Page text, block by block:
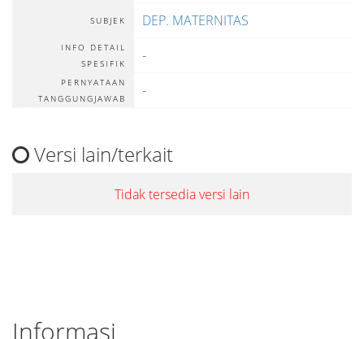
SUBJEK DEP. MATERNITAS
INFO DETAIL
SPESIFIK
-
PERNYATAAN
TANGGUNGJAWAB
-
Versi lain/terkait
Tidak tersedia versi lain
Informasi